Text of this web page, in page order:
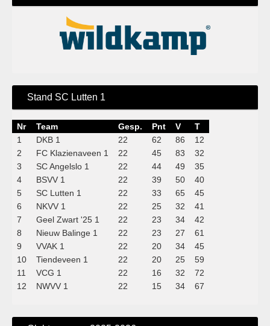
Stand SC Lutten 1
Nr Team Gesp. Pnt V
T
1
DKB 1 22 62 86
12
2
FC Klazienaveen 1 22 45 83
32
3
SC Angelslo 1 22 44 49
35
4
BSVV 1 22 39 50
40
5
SC Lutten 1 22 33 65
45
6
NKVV 1 22 25 32
41
7
Geel Zwart '25 1 22 23 34
42
8
Nieuw Balinge 1 22 23 27
61
9
VVAK 1 22 20 34
45
10
Tiendeveen 1 22 20 25
59
11
VCG 1 22 16 32
72
12
NWVV 1 22 15 34 67